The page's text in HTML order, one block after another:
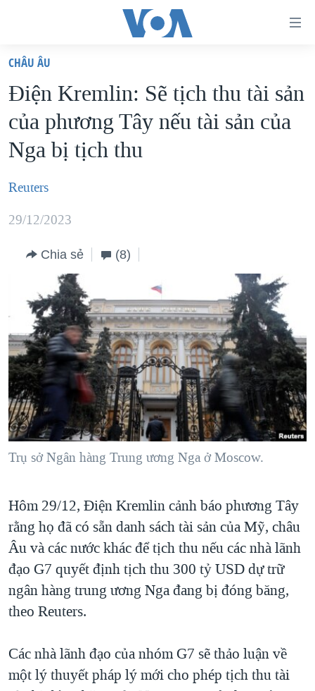
truy
cập
Tới
nội
dung
chính
điều
hướng
tới
"Tìm"
VIỆT NAM
HOA KỲ
BIỂN ĐÔNG
THẾ GIỚI
DIỄN ĐÀN
MỤC
TỰ DO BÁO CHÍ
VẠCH TRẦN TIN GIẢ
NGƯỜI VIỆT HẢI NGOẠI
ĐỜI SỐNG
KINH TẾ
KHOA HỌC
SỨC KHOẺ
VĂN HOÁ
GIÁO DỤC
CHUYÊN ĐỀ
CHIẾN TRANH THƯƠNG MẠI CỦA MỸ: QUÁ KHỨ VÀ HIỆN
TẠI
HÀNH TRÌNH BẦU CỬ 2024
MỘT NĂM CHIẾN TRANH TẠI DẢI GAZA
GIẢI MÃ VÀNH ĐAI & CON ĐƯỜNG
NGÀY TỊ NẠN THẾ GIỚI
CÁC GIÁ TRỊ CỘNG HÒA Ở VIỆT NAM
THƯỢNG ĐỈNH TRUMP-KIM TẠI VIỆT NAM
TRỊNH VĨNH BÌNH VS. CHÍNH PHỦ VIỆT NAM
NGƯ DÂN VIỆT VÀ LÀN SÓNG TRỘM HẢI SÂM
QUAN HỆ VIỆT MỸ
HỌC TIẾNG ANH
VIDEO
NGHE
MẠNG XÃ HỘI
Ngôn ngữ khác
CHÂU ÂU
Điện Kremlin: Sẽ tịch thu tài sản
của phương Tây nếu tài sản của
Nga bị tịch thu
Reuters
29/12/2023
Chia sẻ (8)
Trụ sở Ngân hàng Trung ương Nga ở Moscow.
Hôm 29/12, Điện Kremlin cảnh báo phương Tây
rằng họ đã có sẵn danh sách tài sản của Mỹ, châu
Âu và các nước khác để tịch thu nếu các nhà lãnh
đạo G7 quyết định tịch thu 300 tỷ USD dự trữ
ngân hàng trung ương Nga đang bị đóng băng,
theo Reuters.
Các nhà lãnh đạo của nhóm G7 sẽ thảo luận về
một lý thuyết pháp lý mới cho phép tịch thu tài